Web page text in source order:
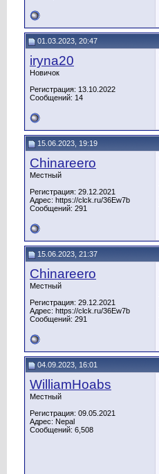
01.03.2023, 20:47
iryna20
Новичок
Регистрация: 13.10.2022
Сообщений: 14
15.06.2023, 19:19
Chinareero
Местный
Регистрация: 29.12.2021
Адрес: https://clck.ru/36Ew7b
Сообщений: 291
15.06.2023, 21:37
Chinareero
Местный
Регистрация: 29.12.2021
Адрес: https://clck.ru/36Ew7b
Сообщений: 291
04.09.2023, 16:01
WilliamHoabs
Местный
Регистрация: 09.05.2021
Адрес: Nepal
Сообщений: 6,508